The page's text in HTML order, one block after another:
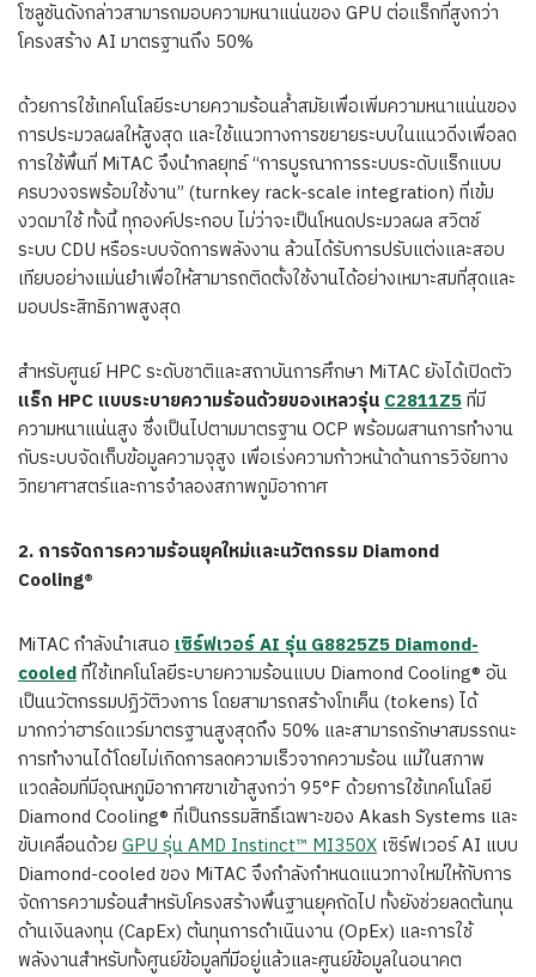
โซลูชันดังกล่าวสามารถมอบความหนาแน่นของ GPU ต่อแร็กที่สูงกว่า
โครงสร้าง AI มาตรฐานถึง 50%
ด้วยการใช้เทคโนโลยีระบายความร้อนล้ำสมัยเพื่อเพิ่มความหนาแน่นของ
การประมวลผลให้สูงสุด และใช้แนวทางการขยายระบบในแนวดิ่งเพื่อลด
การใช้พื้นที่ MiTAC จึงนำกลยุทธ์ “การบูรณาการระบบระดับแร็กแบบ
ครบวงจรพร้อมใช้งาน” (turnkey rack-scale integration) ที่เข้ม
งวดมาใช้ ทั้งนี้ ทุกองค์ประกอบ ไม่ว่าจะเป็นโหนดประมวลผล สวิตช์
ระบบ CDU หรือระบบจัดการพลังงาน ล้วนได้รับการปรับแต่งและสอบ
เทียบอย่างแม่นยำเพื่อให้สามารถติดตั้งใช้งานได้อย่างเหมาะสมที่สุดและ
มอบประสิทธิภาพสูงสุด
สำหรับศูนย์ HPC ระดับชาติและสถาบันการศึกษา MiTAC ยังได้เปิดตัว
แร็ก HPC แบบระบายความร้อนด้วยของเหลวรุ่นC2811Z5ที่มี
ความหนาแน่นสูง ซึ่งเป็นไปตามมาตรฐาน OCP พร้อมผสานการทำงาน
กับระบบจัดเก็บข้อมูลความจุสูง เพื่อเร่งความก้าวหน้าด้านการวิจัยทาง
วิทยาศาสตร์และการจำลองสภาพภูมิอากาศ
2.การจัดการความร้อนยุคใหม่และนวัตกรรม Diamond
Cooling®
MiTAC กำลังนำเสนอ เซิร์ฟเวอร์AIรุ่นG8825Z5 Diamond-
cooledที่ใช้เทคโนโลยีระบายความร้อนแบบ Diamond Cooling® อัน
เป็นนวัตกรรมปฏิวัติวงการ โดยสามารถสร้างโทเค็น (tokens) ได้
มากกว่าฮาร์ดแวร์มาตรฐานสูงสุดถึง 50% และสามารถรักษาสมรรถนะ
การทำงานได้โดยไม่เกิดการลดความเร็วจากความร้อน แม้ในสภาพ
แวดล้อมที่มีอุณหภูมิอากาศขาเข้าสูงกว่า 95°F ด้วยการใช้เทคโนโลยี
Diamond Cooling® ที่เป็นกรรมสิทธิ์เฉพาะของ Akash Systems และ
ขับเคลื่อนด้วย GPU รุ่น AMD Instinct™ MI350X เซิร์ฟเวอร์ AI แบบ
Diamond-cooled ของ MiTAC จึงกำลังกำหนดแนวทางใหม่ให้กับการ
จัดการความร้อนสำหรับโครงสร้างพื้นฐานยุคถัดไป ทั้งยังช่วยลดต้นทุน
ด้านเงินลงทุน (CapEx) ต้นทุนการดำเนินงาน (OpEx) และการใช้
พลังงานสำหรับทั้งศูนย์ข้อมูลที่มีอยู่แล้วและศูนย์ข้อมูลในอนาคต